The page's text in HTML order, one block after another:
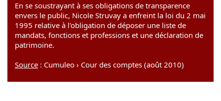
En se soustrayant à ses obligations de transparence
envers le public, Nicole Struvay a enfreint la loi du 2 mai
1995 relative à l'obligation de déposer une liste de
mandats, fonctions et professions et une déclaration de
patrimoine.
Source : Cumuleo › Cour des comptes (août 2010)